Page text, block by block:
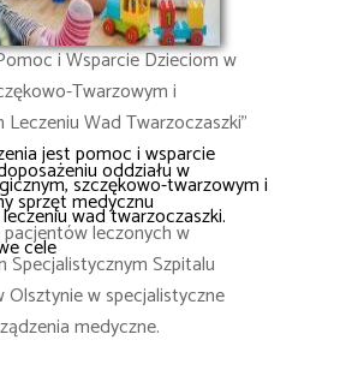
i Wsparcie Dzieciom w
Twarzowym i
Wad Twarzoczaszki”
jest pomoc i wsparcie
szczękowo-twarzowym i
wad twarzoczaszki.
cele
oddziału w
sprzęt medycznu
leczonych w
Specjalistycznym Szpitalu
Olsztynie w specjalistyczne
medyczne.